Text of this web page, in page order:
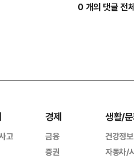
0 개의 댓글 전
고
경제
금융
증권
생활/
건강정보
자동차/